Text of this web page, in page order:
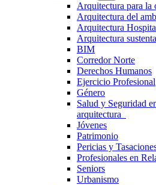
Arquitectura para la
Arquitectura del
Arquitectura
Arquitectura
BIM
Corredor Norte
Derechos Humanos
Ejercicio Profesional
Género
Salud y Seguridad
arquitectura
Jóvenes
Patrimonio
Pericias y
Profesionales en
Seniors
Urbanismo